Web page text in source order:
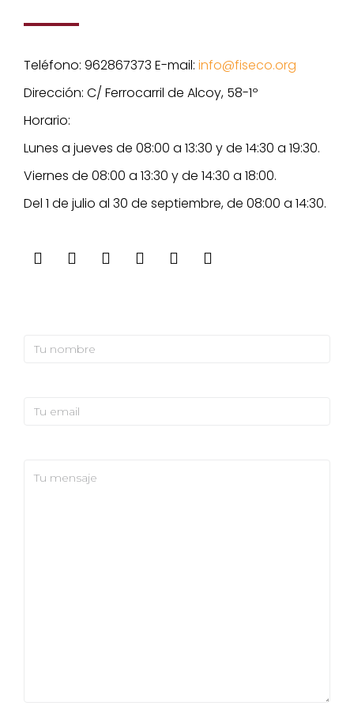
Teléfono: 962867373 E-mail: info@fiseco.org
Dirección: C/ Ferrocarril de Alcoy, 58-1º
Horario:
Lunes a jueves de 08:00 a 13:30 y de 14:30 a 19:30.
Viernes de 08:00 a 13:30 y de 14:30 a 18:00.
Del 1 de julio al 30 de septiembre, de 08:00 a 14:30.